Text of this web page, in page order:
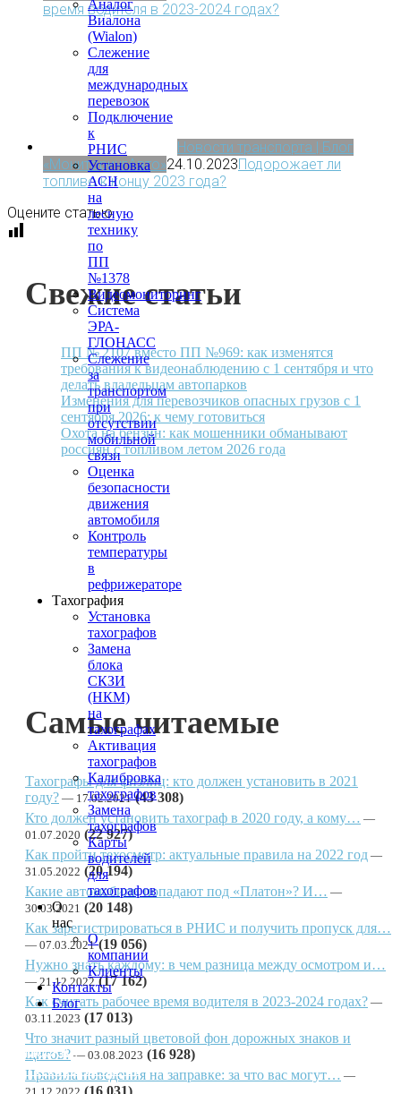
Аналог
Виалона
(Wialon)
Слежение
для
международных
перевозок
Подключение
к
РНИС
Установка
АСН
на
лесную
технику
по
ПП
№1378
Видеомониторинг
Система
ЭРА-
ГЛОНАСС
Слежение
за
транспортом
при
отсутствии
мобильной
связи
Оценка
безопасности
движения
автомобиля
Контроль
температуры
в
рефрижераторе
Тахография
Установка
тахографов
Замена
блока
СКЗИ
(НКМ)
на
тахографах
Активация
тахографов
Калибровка
тахографов
Замена
тахографов
Карты
водителей
для
тахографов
О
нас
О
компании
Клиенты
Контакты
Блог
МОСКВА
+7 495 540-40-84
время водителя в 2023-2024 годах?
Новости транспорта | Блог
«МониторингАвто»24.10.2023Подорожает ли
топливо к концу 2023 года?
Оцените статью
Свежие статьи
ПП № 2107 вместо ПП №969: как изменятся
требования к видеонаблюдению с 1 сентября и что
делать владельцам автопарков
Изменения для перевозчиков опасных грузов с 1
сентября 2026: к чему готовиться
Охота на бензин: как мошенники обманывают
россиян с топливом летом 2026 года
Самые читаемые
Тахографы для физлиц: кто должен установить в 2021
году?
17.02.2021 (43 308)
Кто должен установить тахограф в 2020 году, а кому…
01.07.2020 (22 927)
Как пройти техосмотр: актуальные правила на 2022 год
31.05.2022 (20 194)
Какие автомобили попадают под «Платон»? И…
30.03.2021 (20 148)
Как зарегистрироваться в РНИС и получить пропуск для…
07.03.2021 (19 056)
Нужно знать каждому: в чем разница между осмотром и…
21.12.2022 (17 162)
Как считать рабочее время водителя в 2023-2024 годах?
03.11.2023 (17 013)
Что значит разный цветовой фон дорожных знаков и
щитов?
03.08.2023 (16 928)
Правила поведения на заправке: за что вас могут…
(16 031)